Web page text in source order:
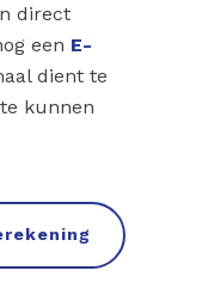
direct
een E-
dient te
kunnen